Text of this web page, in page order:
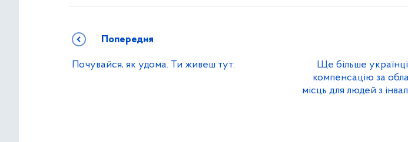
Попередня
Почувайся, як удома. Ти живеш тут:
Ще більше
компенсацію за
місць для людей з